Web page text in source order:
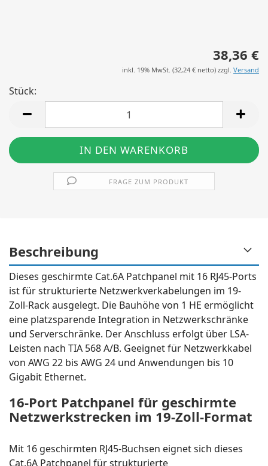
38,36 €
inkl. 19% MwSt. (32,24 € netto) zzgl. Versand
Stück:
FRAGE ZUM PRODUKT
Beschreibung
Dieses geschirmte Cat.6A Patchpanel mit 16 RJ45-Ports
ist für strukturierte Netzwerkverkabelungen im 19-
Zoll-Rack ausgelegt. Die Bauhöhe von 1 HE ermöglicht
eine platzsparende Integration in Netzwerkschränke
und Serverschränke. Der Anschluss erfolgt über LSA-
Leisten nach TIA 568 A/B. Geeignet für Netzwerkkabel
von AWG 22 bis AWG 24 und Anwendungen bis 10
Gigabit Ethernet.
16-Port Patchpanel für geschirmte
Netzwerkstrecken im 19-Zoll-Format
Mit 16 geschirmten RJ45-Buchsen eignet sich dieses
Cat.6A Patchpanel für strukturierte